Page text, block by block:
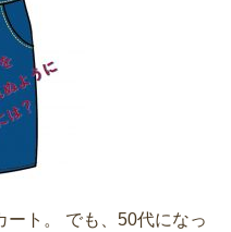
ト。 でも、50代になっ